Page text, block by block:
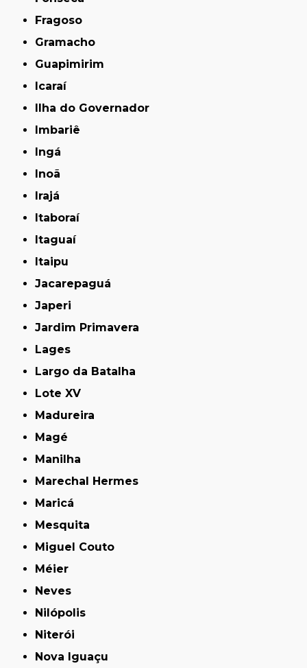
Fragoso
Gramacho
Guapimirim
Icaraí
Ilha do Governador
Imbariê
Ingá
Inoã
Irajá
Itaboraí
Itaguaí
Itaipu
Jacarepaguá
Japeri
Jardim Primavera
Lages
Largo da Batalha
Lote XV
Madureira
Magé
Manilha
Marechal Hermes
Maricá
Mesquita
Miguel Couto
Méier
Neves
Nilópolis
Niterói
Nova Iguaçu